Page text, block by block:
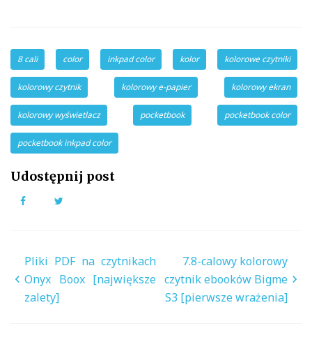
8 cali color inkpad color kolor kolorowe czytniki
kolorowy czytnik kolorowy e-papier kolorowy ekran
kolorowy wyświetlacz pocketbook pocketbook color
pocketbook inkpad color
Udostępnij post
Facebook
Nawigacja
wpisu
Pliki PDF na czytnikach
Onyx Boox [największe
zalety]
7.8-calowy kolorowy
czytnik ebooków Bigme
S3 [pierwsze wrażenia]